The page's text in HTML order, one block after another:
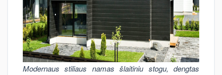
Modernaus stiliaus namas šlaitiniu stogu, dengtas